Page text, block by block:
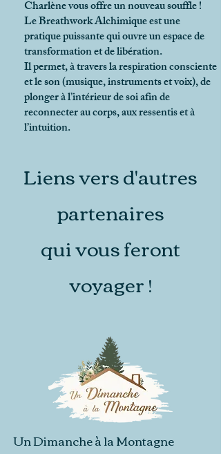
Charlène vous offre un nouveau souffle !
Le Breathwork Alchimique est une
pratique puissante qui ouvre un espace de
transformation et de libération.
Il permet, à travers la respiration consciente
et le son (musique, instruments et voix), de
plonger à l’intérieur de soi afin de
reconnecter au corps, aux ressentis et à
l’intuition.
Liens vers d'autres
partenaires
qui vous feront
voyager !
Un Dimanche à la Montagne